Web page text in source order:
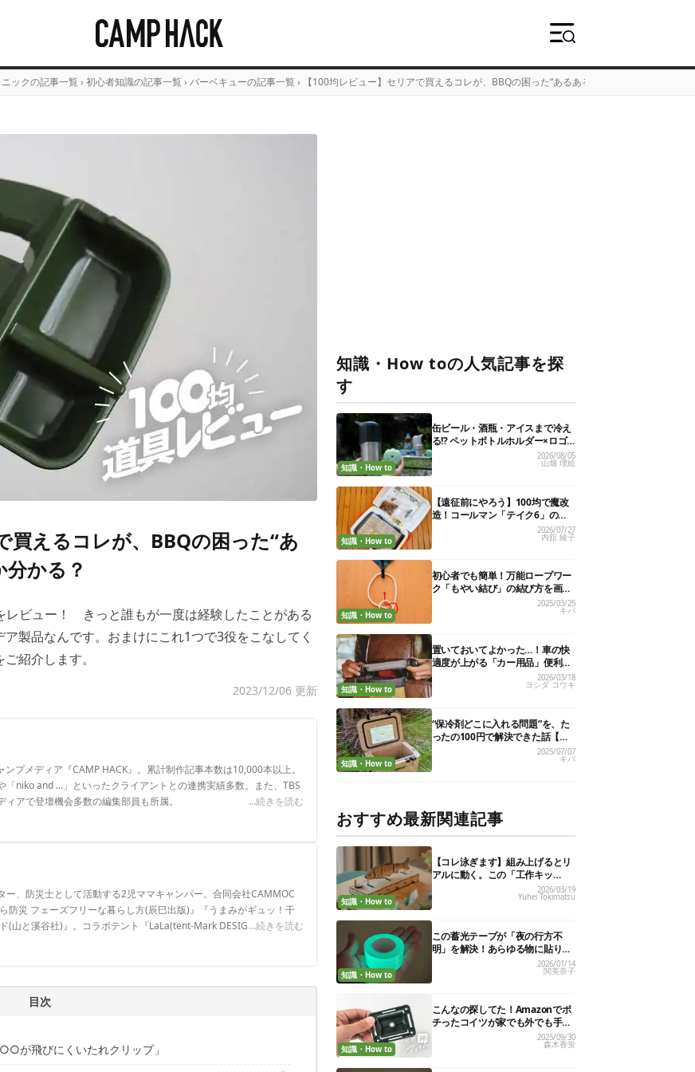
ックの記事一覧 › 初心者知識の記事一覧 › バーベキューの記事一覧 › 【100均レビュー】セリアで買えるコレが、BBQの困った“あるある”を解決！どう使うか分
買えるコレが、BBQの困った“あ
かる？
レビュー！ きっと誰もが一度は経験したことがある
製品なんです。おまけにこれ1つで3役をこなしてく
紹介します。
2023/12/06 更新
プメディア『CAMP HACK』。累計制作記事本数は10,000本以上。
「niko and ...」といったクライアントとの連携実績多数。また、TBS
アで登壇機会多数の編集部員も所属。
...続きを読む
ー、防災士として活動する2児ママキャンパー。合同会社CAMMOC
防災 フェーズフリーな暮らし方(辰巳出版)』『うまみがギュッ！干
(山と溪谷社)』。コラボテント『LaLa(tent-Mark DESIGNS)』。SNS
...続きを読む
目次
が飛びにくいたれクリップ」
知識・How toの人気記事を探
す
知識・How to
缶ビール・酒瓶・アイスまで冷え
る!? ペットボトルホルダー×ロゴ
ス保冷剤が夏の最強コンビだった
2026/08/05
山畑 理絵
知識・How to
【遠征前にやろう】100均で魔改
造！コールマン「テイク6」の使
い勝手を“倍の倍”にする裏ワザ6連
2026/07/27
内舘 綾子
知識・How to
初心者でも簡単！万能ロープワー
ク「もやい結び」の結び方を画像
2025/03/25
キバ
知識・How to
置いておいてよかった…！車の快
適度が上がる「カー用品」便利グ
ッズ27選
2026/03/18
ヨシダ コウキ
知識・How to
“保冷剤どこに入れる問題”を、た
ったの100円で解決できた話【超
簡単DIY】
2025/07/07
キバ
おすすめ最新関連記事
知識・How to
【コレ泳ぎます】組み上げるとリ
アルに動く。この「工作キッ
ト」、インテリアにもいいんです
2026/03/19
Yuhei Tokimatsu
知識・How to
この蓄光テープが「夜の行方不
明」を解決！あらゆる物に貼りま
くり、効果を実証してみた2026/01/14
関美奈子
知識・How to
こんなの探してた！Amazonでポ
チったコイツが家でも外でも手放
せない相棒を作ってくれました
2025/09/30
森木香蛍